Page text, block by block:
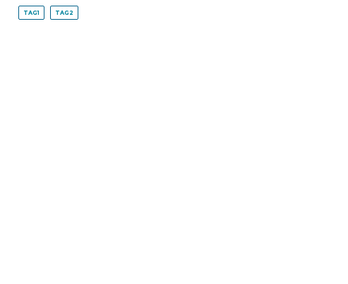
TAG1 TAG2